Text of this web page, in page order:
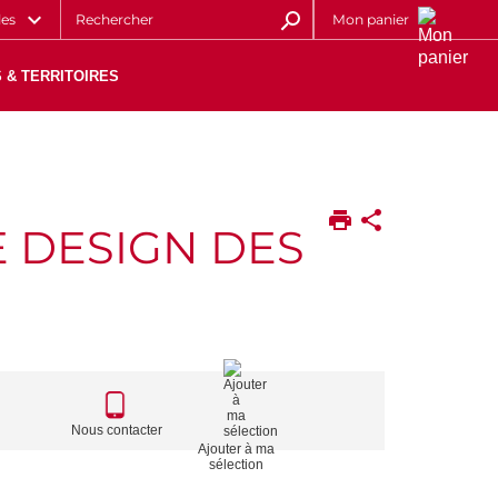
Mon panier
& TERRITOIRES
DESIGN DES
CALL
TO
ACTIONS
Nous contacter
Ajouter à ma
sélection